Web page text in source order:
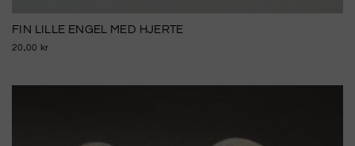
FIN LILLE ENGEL MED HJERTE
20,00 kr